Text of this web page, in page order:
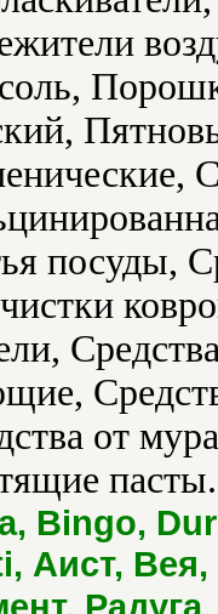
посуды,
от
Bingo,
Аист,